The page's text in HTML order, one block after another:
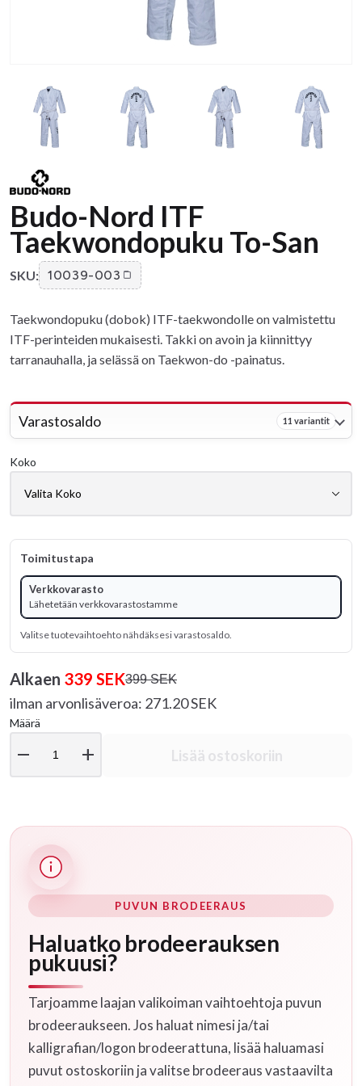
Budo-Nord ITF
Taekwondopuku To-San
SKU: 10039-003
Taekwondopuku (dobok) ITF-taekwondolle on valmistettu
ITF-perinteiden mukaisesti. Takki on avoin ja kiinnittyy
tarranauhalla, ja selässä on Taekwon-do -painatus.
Varastosaldo 11 variantit
Koko
Toimitustapa
Verkkovarasto
Lähetetään verkkovarastostamme
Valitse tuotevaihtoehto nähdäksesi varastosaldo.
Alkaen 339 SEK399 SEK
ilman arvonlisäveroa: 271.20 SEK
Määrä
remove add Lisää ostoskoriin
PUVUN BRODEERAUS
Haluatko brodeerauksen
pukuusi?
Tarjoamme laajan valikoiman vaihtoehtoja puvun
brodeeraukseen. Jos haluat nimesi ja/tai
kalligrafian/logon brodeerattuna, lisää haluamasi
puvut ostoskoriin ja valitse brodeeraus vastaavilta